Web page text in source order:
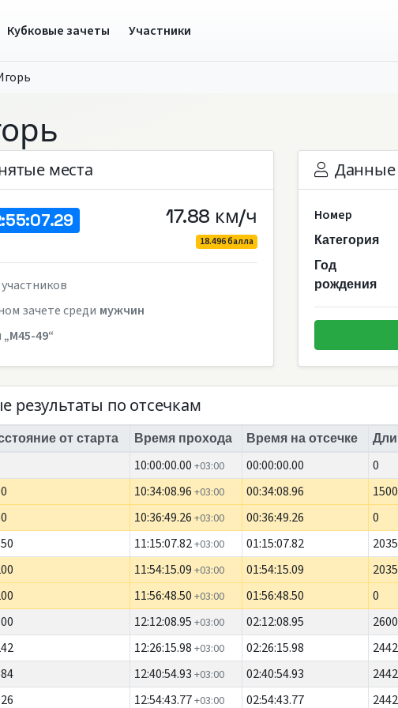
Кубковые зачеты Участники
места
17.88 км/ч
18.496 балла
зачете среди мужчин
„M45-49“
Данные
Номер
Категория
Год
рождения
результаты по отсечкам
от старта Время прохода Время на отсечке
10:00:00.00 +03:00 00:00:00.00 0
10:34:08.96 +03:00 00:34:08.96 1500
10:36:49.26 +03:00 00:36:49.26 0
11:15:07.82+03:00 01:15:07.82
11:54:15.09 +03:00 01:54:15.09
11:56:48.50 +03:00 01:56:48.50 0
12:12:08.95 +03:00 02:12:08.95 2600
12:26:15.98 +03:00 02:26:15.98 2442
12:40:54.93 +03:00 02:40:54.93 2442
12:54:43.77+03:00 02:54:43.77 2442